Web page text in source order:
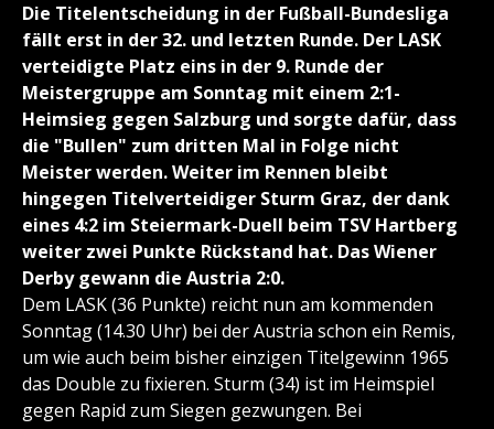
Die Titelentscheidung in der Fußball-Bundesliga
fällt erst in der 32. und letzten Runde. Der LASK
verteidigte Platz eins in der 9. Runde der
Meistergruppe am Sonntag mit einem 2:1-
Heimsieg gegen Salzburg und sorgte dafür, dass
die "Bullen" zum dritten Mal in Folge nicht
Meister werden. Weiter im Rennen bleibt
hingegen Titelverteidiger Sturm Graz, der dank
eines 4:2 im Steiermark-Duell beim TSV Hartberg
weiter zwei Punkte Rückstand hat. Das Wiener
Derby gewann die Austria 2:0.
Dem LASK (36 Punkte) reicht nun am kommenden
Sonntag (14.30 Uhr) bei der Austria schon ein Remis,
um wie auch beim bisher einzigen Titelgewinn 1965
das Double zu fixieren. Sturm (34) ist im Heimspiel
gegen Rapid zum Siegen gezwungen. Bei